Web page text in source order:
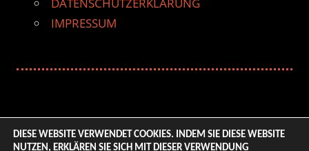
IMPRESSUM
DIESE WEBSITE VERWENDET COOKIES. INDEM SIE DIESE WEBSITE
NUTZEN, ERKLÄREN SIE SICH MIT DIESER VERWENDUNG